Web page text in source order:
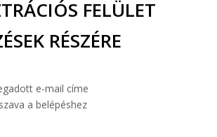
FELÜLET
RÉSZÉRE
e-mail címe
a belépéshez